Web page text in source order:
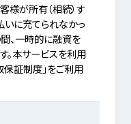
様が所有（相続）す
に充てられなかっ
、一時的に融資を
。本サービスを利用
保証制度」をご利用